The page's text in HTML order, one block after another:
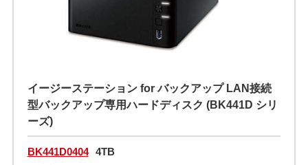
イージーステーション for バックアップ LAN接続
型バックアップ専用ハードディスク (BK441D シリ
ーズ)
BK441D0404 4TB